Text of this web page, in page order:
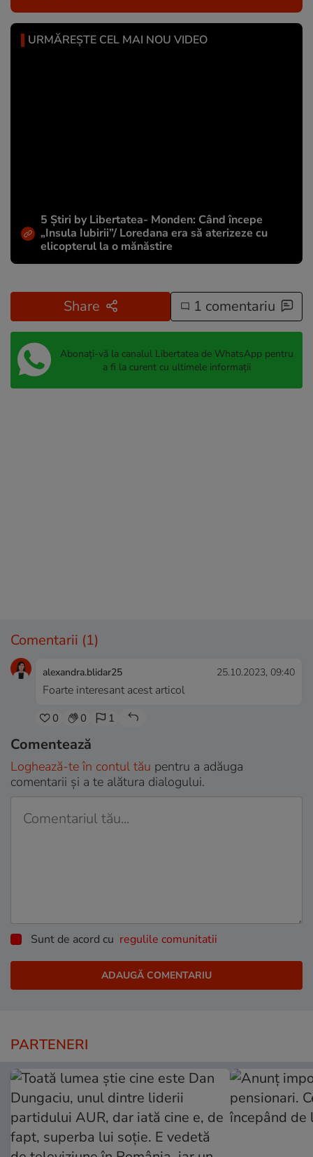
URMĂREȘTE CEL MAI NOU VIDEO
5 Știri by Libertatea- Monden: Când începe
„Insula Iubirii”/ Loredana era să aterizeze cu
elicopterul la o mănăstire
Share 1 comentariu
Abonați-vă la canalul Libertatea de WhatsApp pentru
a fi la curent cu ultimele informații
Comentarii (1)
alexandra.blidar25 25.10.2023, 09:40
Foarte interesant acest articol
0 0 1
Comentează
Loghează-te în contul tău pentru a adăuga
comentarii și a te alătura dialogului.
Sunt de acord cu regulile comunitatii
PARTENERI